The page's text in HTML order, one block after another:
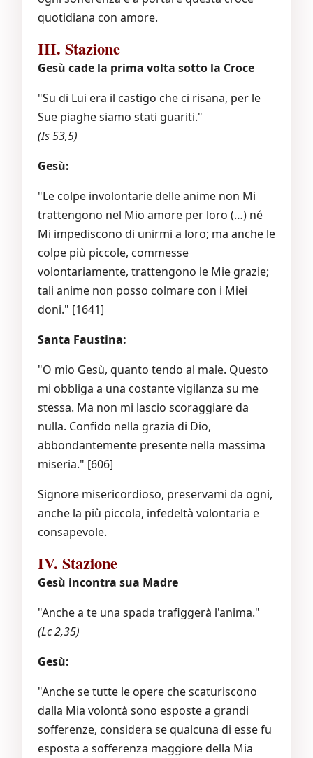
quotidiana con amore.
III. Stazione
Gesù cade la prima volta sotto la Croce
"Su di Lui era il castigo che ci risana, per le
Sue piaghe siamo stati guariti."
(Is 53,5)
Gesù:
"Le colpe involontarie delle anime non Mi
trattengono nel Mio amore per loro (…) né
Mi impediscono di unirmi a loro; ma anche le
colpe più piccole, commesse
volontariamente, trattengono le Mie grazie;
tali anime non posso colmare con i Miei
doni." [1641]
Santa Faustina:
"O mio Gesù, quanto tendo al male. Questo
mi obbliga a una costante vigilanza su me
stessa. Ma non mi lascio scoraggiare da
nulla. Confido nella grazia di Dio,
abbondantemente presente nella massima
miseria." [606]
Signore misericordioso, preservami da ogni,
anche la più piccola, infedeltà volontaria e
consapevole.
IV. Stazione
Gesù incontra sua Madre
"Anche a te una spada trafiggerà l'anima."
(Lc 2,35)
Gesù:
"Anche se tutte le opere che scaturiscono
dalla Mia volontà sono esposte a grandi
sofferenze, considera se qualcuna di esse fu
esposta a sofferenza maggiore della Mia